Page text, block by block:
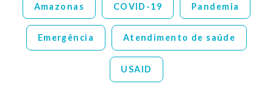
Amazonas COVID-19 Pandemia
Emergência Atendimento de saúde
USAID